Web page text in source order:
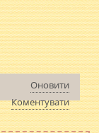
Оновити
Коментувати